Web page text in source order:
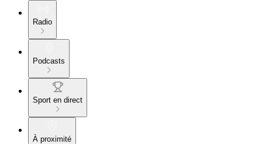
Radio
Podcasts
Sport en direct
À proximité